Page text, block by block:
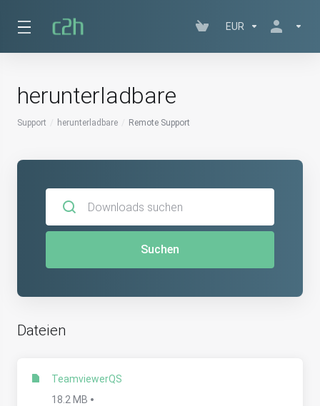
EUR
herunterladbare
Support herunterladbare Remote Support
Suchen
Dateien
TeamviewerQS
18.2 MB